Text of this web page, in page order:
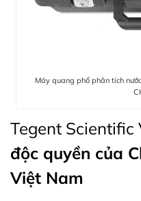
Máy quang phổ phân tích
Tegent Scientific
độc quyền của
Việt Nam